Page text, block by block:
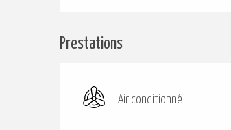
Prestations
Air conditionné